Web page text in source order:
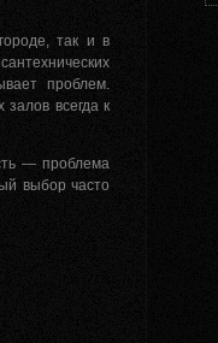
так и в
проблем.
всегда к
— проблема
выбор часто